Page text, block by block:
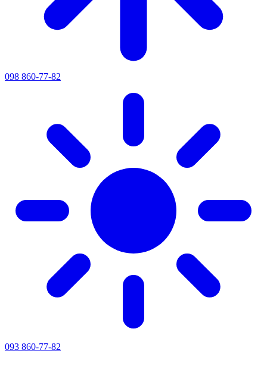
098 860-77-82
093 860-77-82